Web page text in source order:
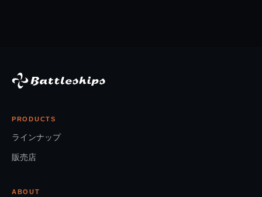
PRODUCTS
ラインナップ
販売店
ABOUT